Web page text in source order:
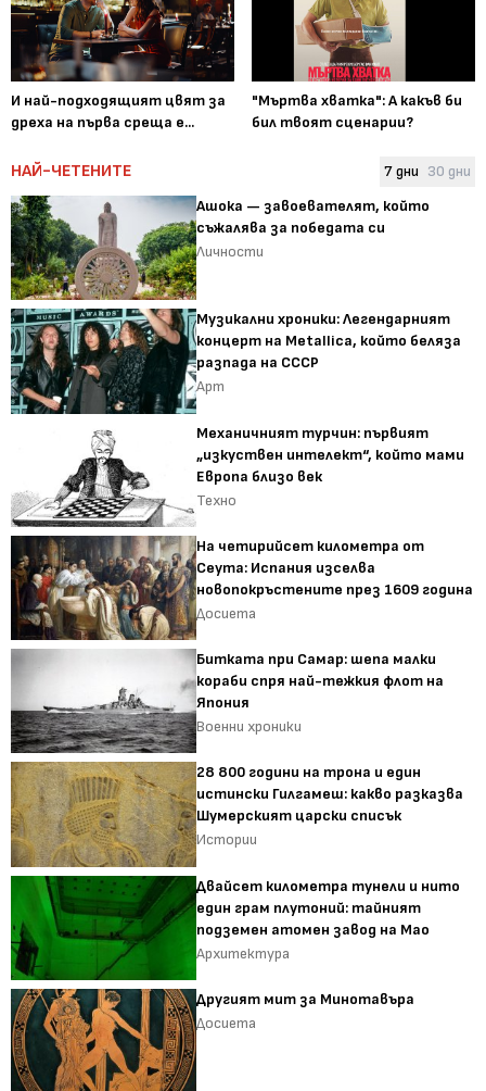
И най-подходящият цвят за
дреха на първа среща е...
"Мъртва хватка": А какъв би
бил твоят сценарии?
НАЙ-ЧЕТЕНИТЕ 7 дни 30 дни
Ашока — завоевателят, който
съжалява за победата си
Личности
Музикални хроники: Легендарният
концерт на Metallica, който беляза
разпада на СССР
Арт
Механичният турчин: първият
„изкуствен интелект“, който мами
Европа близо век
Техно
На четирийсет километра от
Сеута: Испания изселва
новопокръстените през 1609 година
Досиета
Битката при Самар: шепа малки
кораби спря най-тежкия флот на
Япония
Военни хроники
28 800 години на трона и един
истински Гилгамеш: какво разказва
Шумерският царски списък
Истории
Двайсет километра тунели и нито
един грам плутоний: тайният
подземен атомен завод на Мао
Архитектура
Другият мит за Минотавъра
Досиета